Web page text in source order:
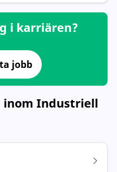
i karriären?
jobb
inom Industriell